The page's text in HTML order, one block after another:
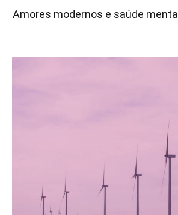
Amores modernos e saúde mental